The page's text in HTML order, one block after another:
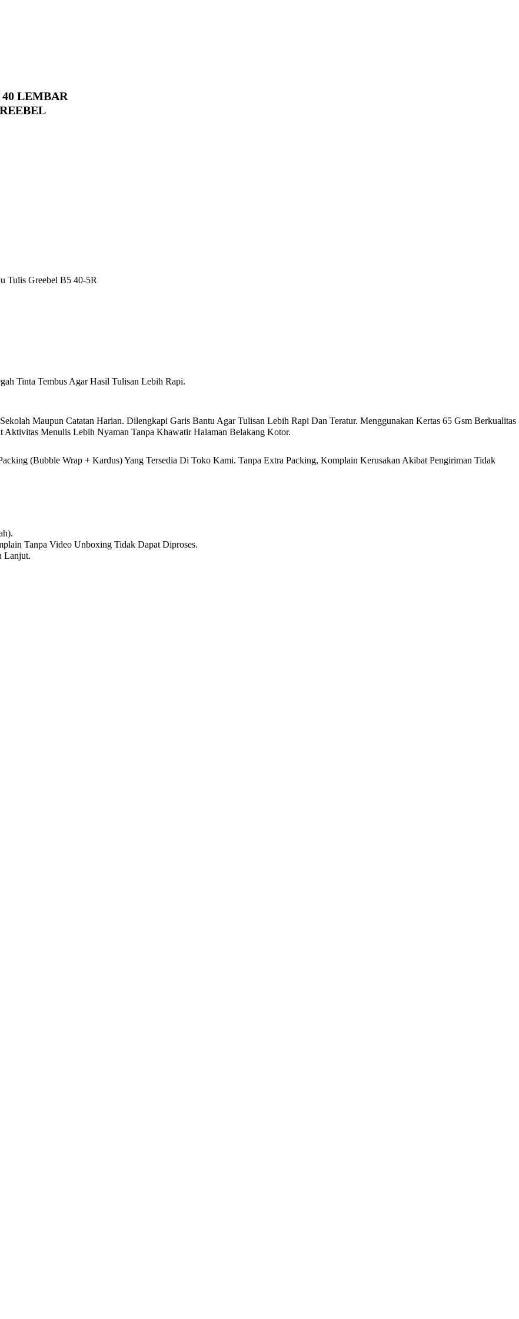
LEMBAR
Tulis Greebel B5 40-5R
Tinta Tembus Agar Hasil Tulisan Lebih Rapi.
Maupun Catatan Harian. Dilengkapi Garis Bantu Agar Tulisan Lebih Rapi Dan Teratur. Menggunakan Kertas 65 Gsm Berkualitas
Aktivitas Menulis Lebih Nyaman Tanpa Khawatir Halaman Belakang Kotor.
(Bubble Wrap + Kardus) Yang Tersedia Di Toko Kami. Tanpa Extra Packing, Komplain Kerusakan Akibat Pengiriman Tidak
Tanpa Video Unboxing Tidak Dapat Diproses.
Lanjut.